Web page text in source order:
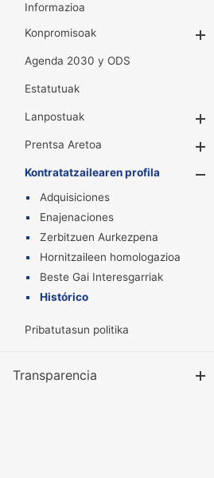
Informazioa
Konpromisoak
Agenda 2030 y ODS
Estatutuak
Lanpostuak
Prentsa Aretoa
Kontratatzailearen profila
Adquisiciones
Enajenaciones
Zerbitzuen Aurkezpena
Hornitzaileen homologazioa
Beste Gai Interesgarriak
Histórico
Pribatutasun politika
Transparencia